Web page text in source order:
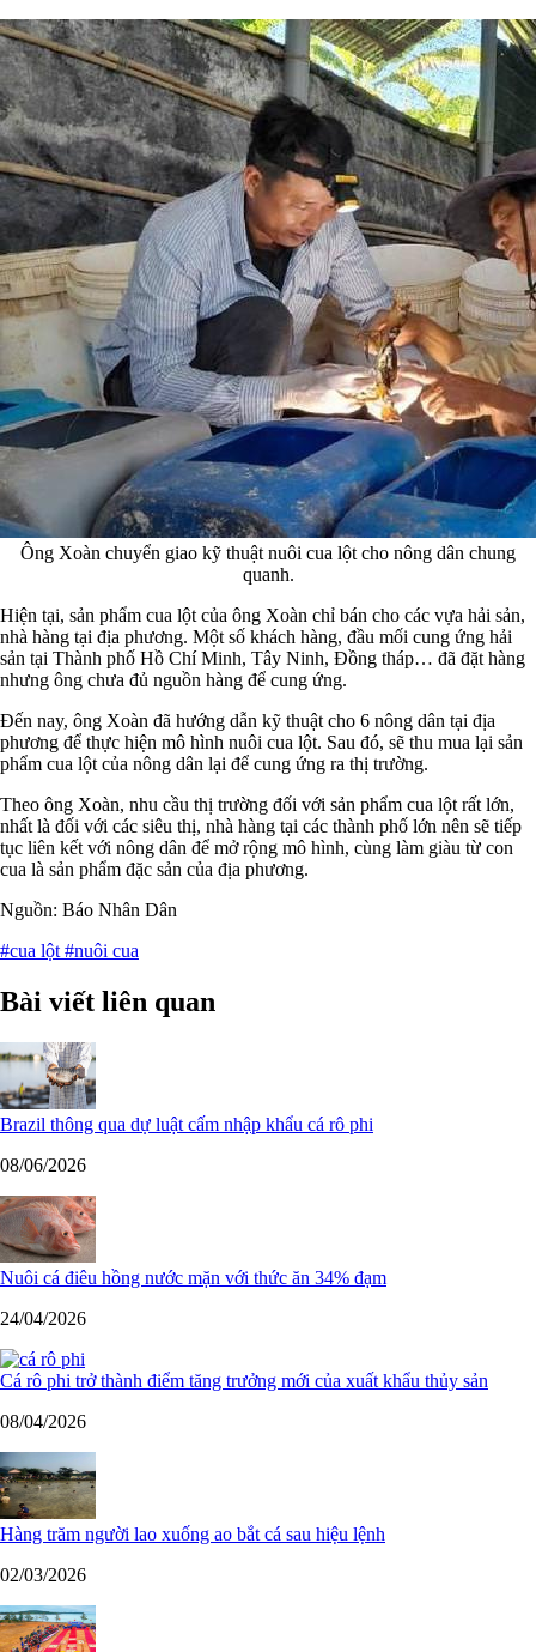
Ông Xoàn chuyển giao kỹ thuật nuôi cua lột cho nông dân chung
quanh.
Hiện tại, sản phẩm cua lột của ông Xoàn chỉ bán cho các vựa hải sản,
nhà hàng tại địa phương. Một số khách hàng, đầu mối cung ứng hải
sản tại Thành phố Hồ Chí Minh, Tây Ninh, Đồng tháp… đã đặt hàng
nhưng ông chưa đủ nguồn hàng để cung ứng.
Đến nay, ông Xoàn đã hướng dẫn kỹ thuật cho 6 nông dân tại địa
phương để thực hiện mô hình nuôi cua lột. Sau đó, sẽ thu mua lại sản
phẩm cua lột của nông dân lại để cung ứng ra thị trường.
Theo ông Xoàn, nhu cầu thị trường đối với sản phẩm cua lột rất lớn,
nhất là đối với các siêu thị, nhà hàng tại các thành phố lớn nên sẽ tiếp
tục liên kết với nông dân để mở rộng mô hình, cùng làm giàu từ con
cua là sản phẩm đặc sản của địa phương.
Nguồn: Báo Nhân Dân
#cua lột #nuôi cua
Bài viết liên quan
Brazil thông qua dự luật cấm nhập khẩu cá rô phi
08/06/2026
Nuôi cá điêu hồng nước mặn với thức ăn 34% đạm
24/04/2026
Cá rô phi trở thành điểm tăng trưởng mới của xuất khẩu thủy sản
08/04/2026
Hàng trăm người lao xuống ao bắt cá sau hiệu lệnh
02/03/2026